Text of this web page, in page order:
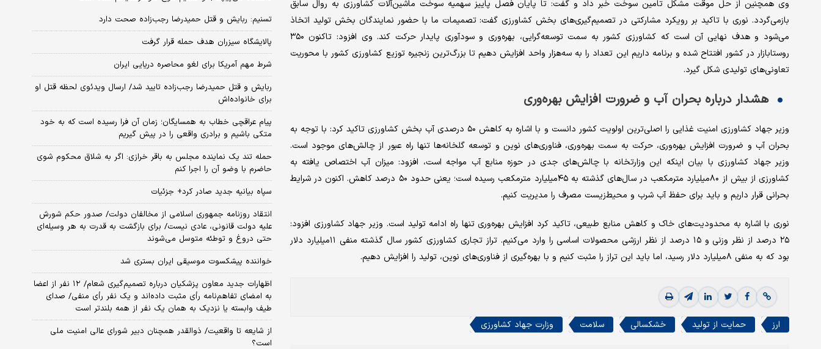
وی همچنین از حل موقت مشکل تامین سوخت خبر داد و گفت: تا پایان فصل پاییز سهمیه سوخت ماشین‌آلات کشاورزی به روال سابق
بازمی‌گردد. نوری با تاکید بر رویکرد مشارکتی در تصمیم‌گیری‌های بخش کشاورزی گفت: تصمیمات ما با حضور نمایندگان بخش تولید اتخاذ
می‌شود و هدف نهایی آن است که کشاورزی کشور به سمت توسعه‌گرایی، بهره‌وری و سودآوری پایدار حرکت کند. وی افزود: تاکنون ۳۵۰
روستابازار در کشور افتتاح شده و برنامه داریم این تعداد را به سه‌هزار واحد افزایش دهیم تا بزرگ‌ترین زنجیره توزیع کشاورزی کشور با محوریت
تعاونی‌های تولیدی شکل گیرد.
هشدار درباره بحران آب و ضرورت افزایش بهره‌وری
وزیر جهاد کشاورزی امنیت غذایی را اصلی‌ترین اولویت کشور دانست و با اشاره به کاهش ۵۰ درصدی آب بخش کشاورزی تاکید کرد: با توجه به
بحران آب و ضرورت افزایش بهره‌وری، حرکت به سمت بهره‌وری، فناوری‌های نوین و توسعه گلخانه‌ها تنها راه عبور از چالش‌های موجود است.
وزیر جهاد کشاورزی با بیان اینکه این وزارتخانه با چالش‌های جدی در حوزه منابع آب مواجه است، افزود: میزان آب اختصاص یافته به
کشاورزی از بیش از ۸۰‌میلیارد مترمکعب در سال‌های گذشته به ۴۵‌میلیارد مترمکعب رسیده است؛ یعنی حدود ۵۰ درصد کاهش. اکنون در شرایط
بحرانی قرار داریم و باید برای حفظ آب شرب و محیط‌زیست مصرف را مدیریت کنیم.
نوری با اشاره به محدودیت‌های خاک و کاهش منابع طبیعی، تاکید کرد افزایش بهره‌وری تنها راه ادامه تولید است. وزیر جهاد کشاورزی افزود:
۲۵ درصد از نظر وزنی و ۱۵ درصد از نظر ارزشی محصولات اساسی را وارد می‌کنیم. تراز تجاری کشاورزی کشور سال گذشته منفی ۱۱‌میلیارد دلار
بود که به منفی ۸‌میلیارد دلار رسید، اما باید این تراز را مثبت کنیم و با بهره‌گیری از فناوری‌های نوین، تولید را افزایش دهیم.
ارز حمایت از تولید خشکسالی سلامت وزارت جهاد کشاورزی
تسنیم: ربایش و قتل حمیدرضا رجب‌زاده صحت دارد
پالایشگاه سیزران هدف حمله قرار گرفت
شرط مهم آمریکا برای لغو محاصره دریایی ایران
ربایش و قتل حمیدرضا رجب‌زاده تایید شد/ ارسال ویدئوی لحظه قتل او
برای خانواده‌اش
پیام عراقچی خطاب به همسایگان؛ زمان آن فرا رسیده است که به خود
متکی باشیم و برادری واقعی را در پیش گیریم
حمله تند یک نماینده مجلس به باقر خرازی: اگر به شلاق محکوم شوی
حاضرم با وضو آن را اجرا کنم
سپاه بیانیه جدید صادر کرد+ جزئیات
انتقاد روزنامه جمهوری اسلامی از مخالفان دولت/ صدور حکم شورش
علیه دولت قانونی، عادی نیست/ برای بازگشت به قدرت به هر وسیله‌ای
حتی دروغ و توطئه متوسل می‌شوند
خواننده پیشکسوت موسیقی ایران بستری شد
اظهارات جدید معاون پزشکیان درباره تصمیم‌گیری شعام/ ۱۲ نفر از اعضا
به امضای تفاهم‌نامه رأی مثبت داده‌اند و یک نفر رأی منفی/ صدای
طیف وابسته یا نزدیک به همان یک نفر از همه بلندتر است
از شایعه تا واقعیت/ ذوالقدر همچنان دبیر شورای ‌عالی امنیت ملی
است؟